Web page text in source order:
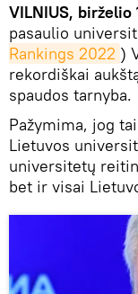
VILNIUS, birželio
pasaulio
Rankings 2022 )
rekordiškai
spaudos tarnyba.
Pažymima, jog
Lietuvos
universitetų
bet ir visai